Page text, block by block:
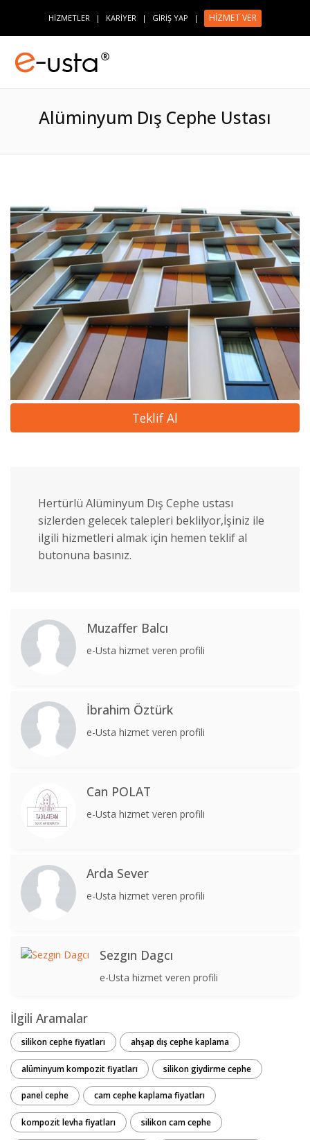
HİZMETLER | KARİYER | GİRİŞ YAP | HİZMET VER
Alüminyum Dış Cephe Ustası
Teklif Al
Hertürlü Alüminyum Dış Cephe ustası
sizlerden gelecek talepleri beklilyor,İşiniz ile
ilgili hizmetleri almak için hemen teklif al
butonuna basınız.
Muzaffer Balcı
e-Usta hizmet veren profili
İbrahim Öztürk
e-Usta hizmet veren profili
Can POLAT
e-Usta hizmet veren profili
Arda Sever
e-Usta hizmet veren profili
Sezgın Dagcı
e-Usta hizmet veren profili
İlgili Aramalar
silikon cephe fiyatları ahşap dış cephe kaplama
alüminyum kompozit fiyatları silikon giydirme cephe
panel cephe cam cephe kaplama fiyatları
kompozit levha fiyatları silikon cam cephe